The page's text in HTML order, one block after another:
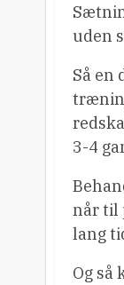
uden
Så en
3-4
når til
lang
Og så